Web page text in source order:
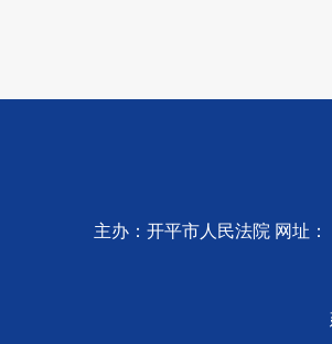
主办：开平市人民法院 网址：